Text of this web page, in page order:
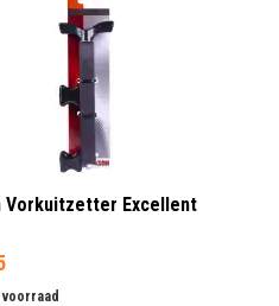
Vorkuitzetter Excellent
voorraad